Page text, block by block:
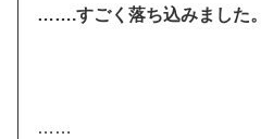
…….すごく落ち込みました。
……